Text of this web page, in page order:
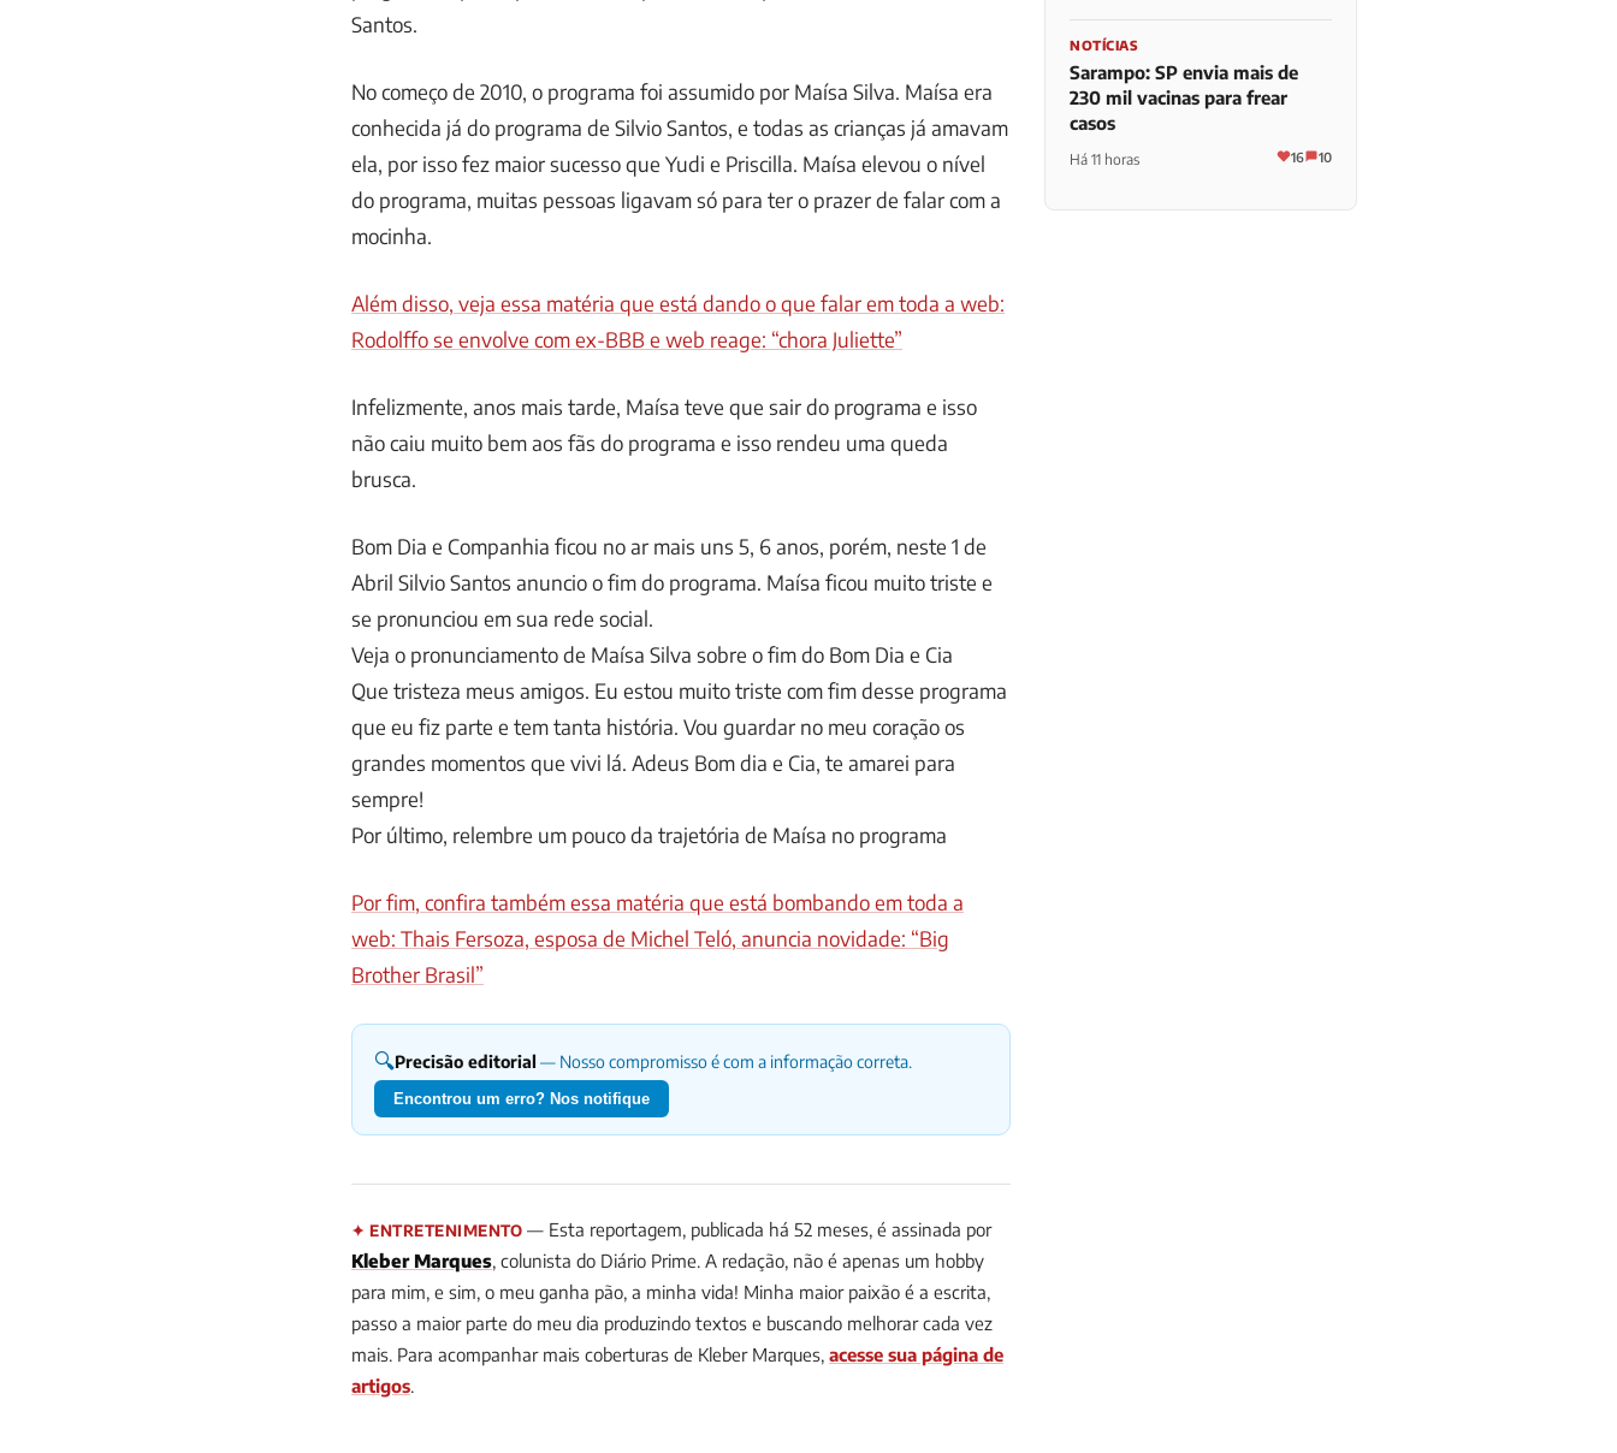
Santos.
No começo de 2010, o programa foi assumido por Maísa Silva. Maísa era
conhecida já do programa de Silvio Santos, e todas as crianças já amavam
ela, por isso fez maior sucesso que Yudi e Priscilla. Maísa elevou o nível
do programa, muitas pessoas ligavam só para ter o prazer de falar com a
mocinha.
Além disso, veja essa matéria que está dando o que falar em toda a web:
Rodolffo se envolve com ex-BBB e web reage: “chora Juliette”
Infelizmente, anos mais tarde, Maísa teve que sair do programa e isso
não caiu muito bem aos fãs do programa e isso rendeu uma queda
brusca.
Bom Dia e Companhia ficou no ar mais uns 5, 6 anos, porém, neste 1 de
Abril Silvio Santos anuncio o fim do programa. Maísa ficou muito triste e
se pronunciou em sua rede social.
Veja o pronunciamento de Maísa Silva sobre o fim do Bom Dia e Cia
Que tristeza meus amigos. Eu estou muito triste com fim desse programa
que eu fiz parte e tem tanta história. Vou guardar no meu coração os
grandes momentos que vivi lá. Adeus Bom dia e Cia, te amarei para
sempre!
Por último, relembre um pouco da trajetória de Maísa no programa
Por fim, confira também essa matéria que está bombando em toda a
web: Thais Fersoza, esposa de Michel Teló, anuncia novidade: “Big
Brother Brasil”
🔍Precisão editorial — Nosso compromisso é com a informação correta.
Encontrou um erro? Nos notifique
✦ ENTRETENIMENTO — Esta reportagem, publicada há 52 meses, é assinada por
Kleber Marques, colunista do Diário Prime. A redação, não é apenas um hobby
para mim, e sim, o meu ganha pão, a minha vida! Minha maior paixão é a escrita,
passo a maior parte do meu dia produzindo textos e buscando melhorar cada vez
mais. Para acompanhar mais coberturas de Kleber Marques, acesse sua página de
artigos.
NOTÍCIAS
Sarampo: SP envia mais de
230 mil vacinas para frear
casos
Há 11 horas 16 10